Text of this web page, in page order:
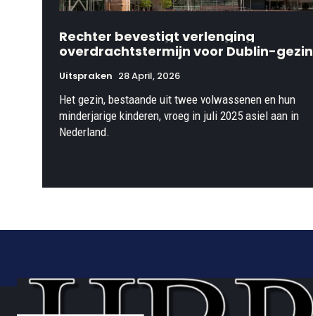
Rechter bevestigt verlenging
overdrachtstermijn voor Dublin-gezin
Uitspraken 28 April, 2026
Het gezin, bestaande uit twee volwassenen en hun
minderjarige kinderen, vroeg in juli 2025 asiel aan in
Nederland.